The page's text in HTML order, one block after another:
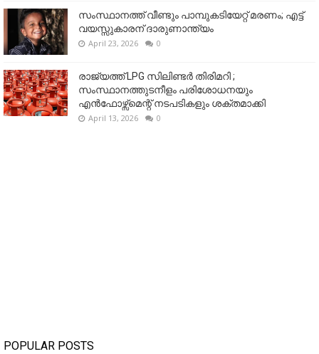
സംസ്ഥാനത്ത് വീണ്ടും പാമ്പുകടിയേറ്റ് മരണം; എട്ട്
വയസ്സുകാരന് ദാരുണാന്ത്യം
April 23, 2026 0
രാജ്യത്ത് LPG സിലിണ്ടർ തിരിമറി ;
സംസ്ഥാനത്തുടനീളം പരിശോധനയും
എൻഫോഴ്സ്മെന്റ് നടപടികളും ശക്തമാക്കി
April 13, 2026 0
POPULAR POSTS